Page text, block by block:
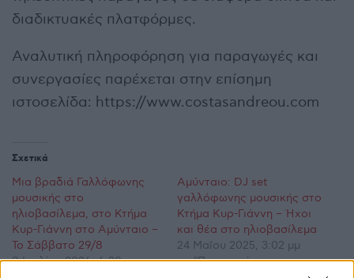
διαδικτυακές πλατφόρμες.
Αναλυτική πληροφόρηση για παραγωγές και
συνεργασίες παρέχεται στην επίσημη
ιστοσελίδα: https://www.costasandreou.com
Σχετικά
Μια βραδιά Γαλλόφωνης
μουσικής στο
ηλιοβασίλεμα, στο Κτήμα
Κυρ-Γιάννη στο Αμύνταιο –
Το Σάββατο 29/8
9 Ιουλίου 2026, 6:30 μμ
Αμύνταιο: DJ set
γαλλόφωνης μουσικής στο
Κτήμα Κυρ-Γιάννη – Ήχοι
και θέα στο ηλιοβασίλεμα
24 Μαΐου 2025, 3:02 μμ
σε "Προσεχείς